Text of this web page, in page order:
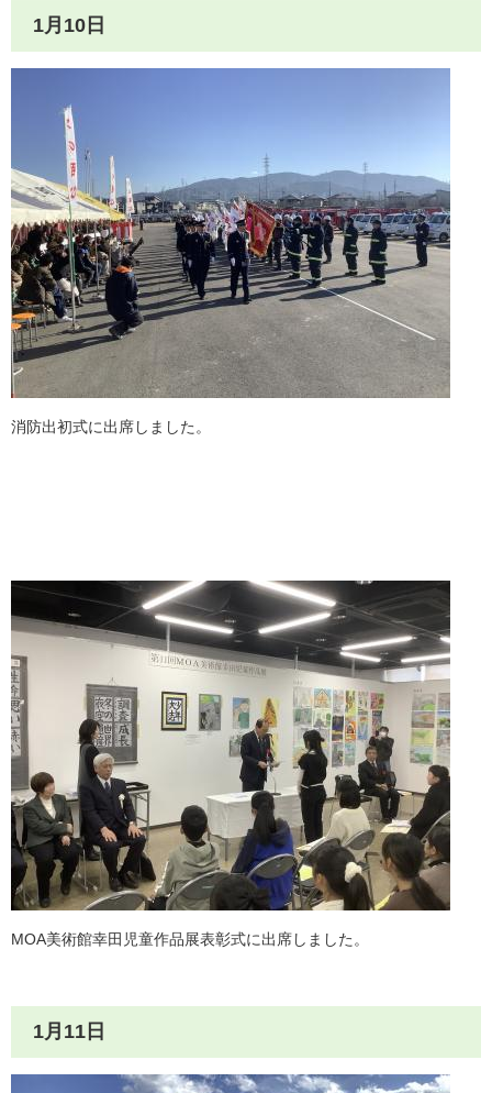
1月10日
消防出初式に出席しました。
MOA美術館幸田児童作品展表彰式に出席しました。
1月11日